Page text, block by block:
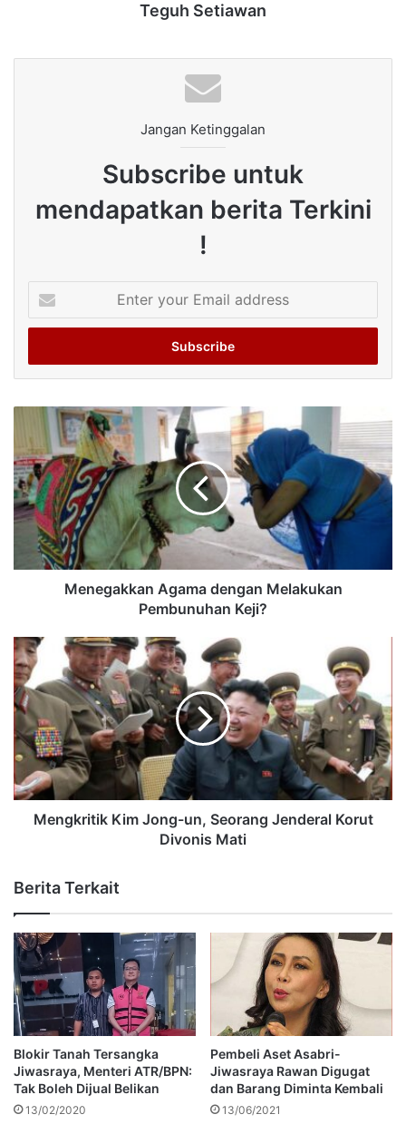
Teguh Setiawan
Jangan Ketinggalan
Subscribe untuk
mendapatkan berita Terkini
!
your
Email
Menegakkan Agama dengan Melakukan
Pembunuhan Keji?
Mengkritik Kim Jong-un, Seorang Jenderal Korut
Divonis Mati
Berita Terkait
Blokir Tanah Tersangka
Jiwasraya, Menteri ATR/BPN:
Tak Boleh Dijual Belikan
13/02/2020
Pembeli Aset Asabri-
Jiwasraya Rawan Digugat
dan Barang Diminta Kembali
13/06/2021